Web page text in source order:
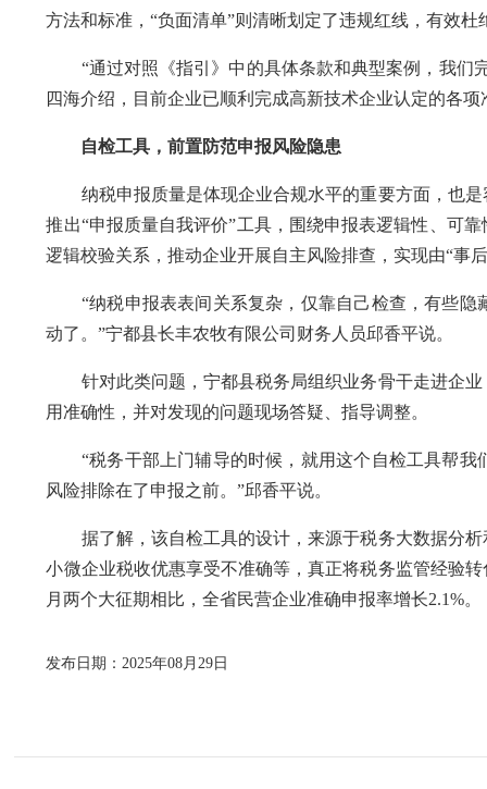
方法和标准，“负面清单”则清晰划定了违规红线，有效
“通过对照《指引》中的具体条款和典型案例，我们
四海介绍，目前企业已顺利完成高新技术企业认定的各
自检工具，前置防范申报风险隐患
纳税申报质量是体现企业合规水平的重要方面，也是
推出“申报质量自我评价”工具，围绕申报表逻辑性、可
逻辑校验关系，推动企业开展自主风险排查，实现由“事
“纳税申报表表间关系复杂，仅靠自己检查，有些隐
动了。”宁都县长丰农牧有限公司财务人员邱香平说。
针对此类问题，宁都县税务局组织业务骨干走进企业
用准确性，并对发现的问题现场答疑、指导调整。
“税务干部上门辅导的时候，就用这个自检工具帮我
风险排除在了申报之前。”邱香平说。
据了解，该自检工具的设计，来源于税务大数据分析
小微企业税收优惠享受不准确等，真正将税务监管经验
月两个大征期相比，全省民营企业准确申报率增长2.1%。
发布日期：2025年08月29日